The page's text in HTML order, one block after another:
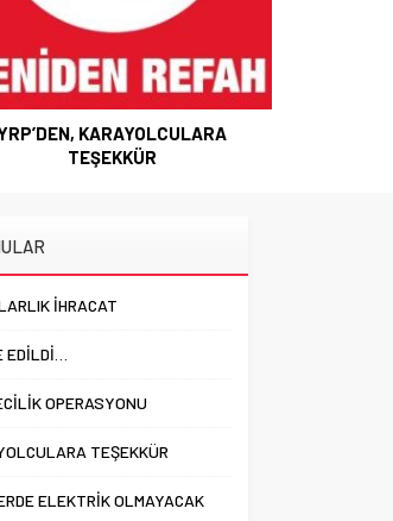
KARAYOLCULARA
TEŞEKKÜR
İHRACAT
EDİLDİ…
OPERASYONU
TEŞEKKÜR
ELEKTRİK OLMAYACAK